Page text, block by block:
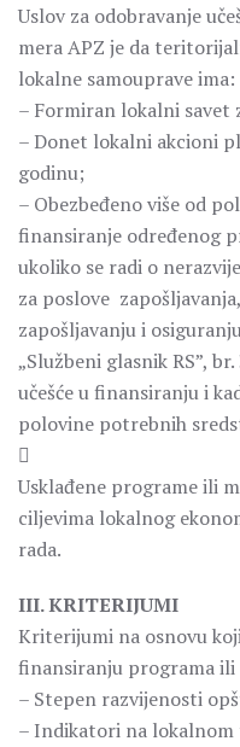
Uslov za odobravanje
mera APZ je da
lokalne samouprave ima:
– Formiran lokalni savet
– Donet lokalni akcioni
godinu;
– Obezbeđeno više od
finansiranje određenog
ukoliko se radi o
za poslove
zapošljavanju i
„Službeni glasnik RS”,
učešće u finansiranju i
polovine potrebnih

Usklađene programe ili
ciljevima lokalnog
rada.
III. KRITERIJUMI
Kriterijumi na osnovu
finansiranju programa ili
– Stepen razvijenosti
– Indikatori na